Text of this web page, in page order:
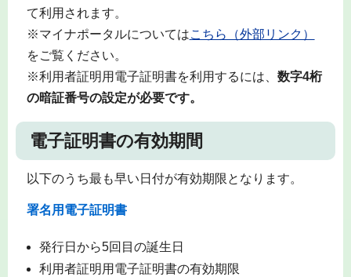
て利用されます。
※マイナポータルについてはこちら（外部リンク）
をご覧ください。
※利用者証明用電子証明書を利用するには、 数字4桁
の暗証番号の設定が必要です。
電子証明書の有効期間
以下のうち最も早い日付が有効期限となります。
署名用電子証明書
発行日から5回目の誕生日
利用者証明用電子証明書の有効期限